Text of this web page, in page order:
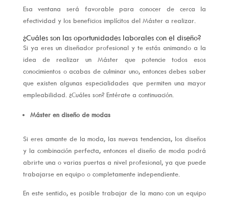
Esa ventana será favorable para conocer de cerca la
efectividad y los beneficios implícitos del Máster a realizar.
¿Cuáles son las oportunidades laborales con el diseño?
Si ya eres un diseñador profesional y te estás animando a la
idea de realizar un Máster que potencie todos esos
conocimientos o acabas de culminar uno, entonces debes saber
que existen algunas especialidades que permiten una mayor
empleabilidad. ¿Cuáles son? Entérate a continuación.
Máster en diseño de modas
Si eres amante de la moda, las nuevas tendencias, los diseños
y la combinación perfecta, entonces el diseño de moda podrá
abrirte una o varias puertas a nivel profesional, ya que puede
trabajarse en equipo o completamente independiente.
En este sentido, es posible trabajar de la mano con un equipo